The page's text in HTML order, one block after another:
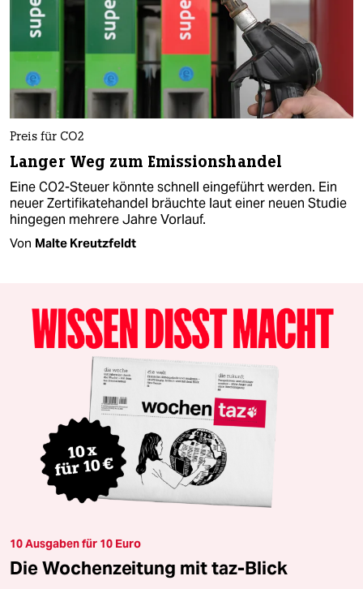
Preis für CO2
Langer Weg zum Emissionshandel
Eine CO2-Steuer könnte schnell eingeführt werden. Ein
neuer Zertifikatehandel bräuchte laut einer neuen Studie
hingegen mehrere Jahre Vorlauf.
Von Malte Kreutzfeldt
10 Ausgaben für 10 Euro
Die Wochenzeitung mit taz-Blick